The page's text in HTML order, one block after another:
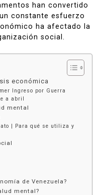
han convertido
constante esfuerzo
ha afectado la
social.
económica
Ingreso por Guerra
a abril
mental
| Para qué se utiliza y
de Venezuela?
mental?